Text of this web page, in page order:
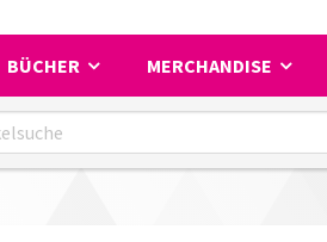
BÜCHER MERCHANDISE